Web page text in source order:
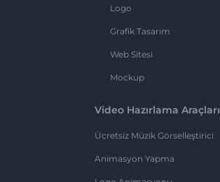
Logo
Grafik Tasarım
Web Sitesi
Mockup
Video Hazırlama Araçları
Ücretsiz Müzik Görselleştirici
Animasyon Yapma